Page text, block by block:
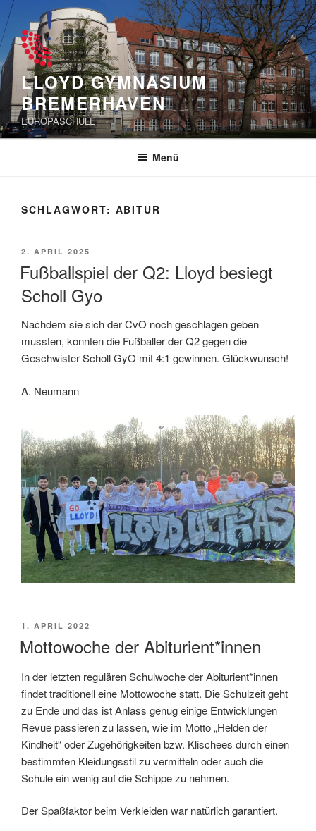
Zum
Inhalt
springen
LLOYD GYMNASIUM
BREMERHAVEN
EUROPASCHULE
Menü
SCHLAGWORT: ABITUR
VERÖFFENTLICHT
2. APRIL 2025
Fußballspiel der Q2: Lloyd besiegt
Scholl Gyo
Nachdem sie sich der CvO noch geschlagen geben
mussten, konnten die Fußballer der Q2 gegen die
Geschwister Scholl GyO mit 4:1 gewinnen. Glückwunsch!
A. Neumann
VERÖFFENTLICHT
1. APRIL 2022
Mottowoche der Abiturient*innen
In der letzten regulären Schulwoche der Abiturient*innen
findet traditionell eine Mottowoche statt. Die Schulzeit geht
zu Ende und das ist Anlass genug einige Entwicklungen
Revue passieren zu lassen, wie im Motto „Helden der
Kindheit“ oder Zugehörigkeiten bzw. Klischees durch einen
bestimmten Kleidungsstil zu vermitteln oder auch die
Schule ein wenig auf die Schippe zu nehmen.
Der Spaßfaktor beim Verkleiden war natürlich garantiert.